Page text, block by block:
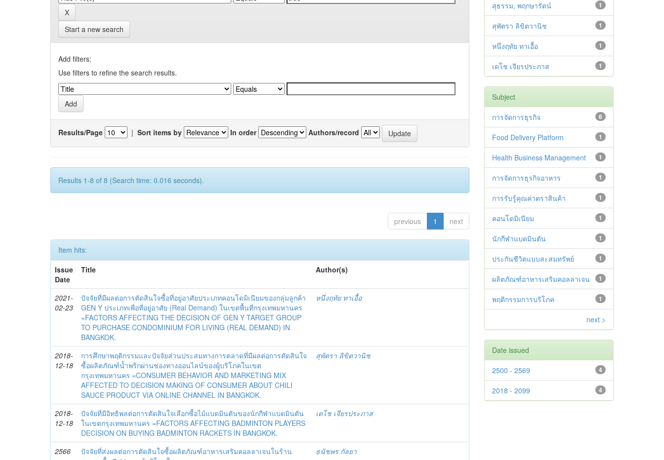
Start a new search
Add filters:
Use filters to refine the search results.
Results/Page | Sort items by In order Authors/record
Results 1-8 of 8 (Search time: 0.016 seconds).
previous 1 next
Item hits:
Issue
Date
Title Author(s)
2021-
02-23
ปัจจัยที่มีผลต่อการตัดสินใจซื้อที่อยู่อาศัยประเภทคอนโดมิเนียมของกลุ่มลูกค้า
GEN Y ประเภทเพื่อที่อยู่อาศัย (Real Demand) ในเขตพื้นที่กรุงเทพมหานคร
=FACTORS AFFECTING THE DECISION OF GEN Y TARGET GROUP
TO PURCHASE CONDOMINIUM FOR LIVING (REAL DEMAND) IN
BANGKOK.
หนึ่งฤทัย ทาเอื้อ
2018-
12-18
การศึกษาพฤติกรรมและปัจจัยส่วนประสมทางการตลาดที่มีผลต่อการตัดสินใจ
ซื้อผลิตภัณฑ์น้ำพริกผ่านช่องทางออนไลน์ของผู้บริโภคในเขต
กรุงเทพมหานคร =CONSUMER BEHAVIOR AND MARKETING MIX
AFFECTED TO DECISION MAKING OF CONSUMER ABOUT CHILI
SAUCE PRODUCT VIA ONLINE CHANNEL IN BANGKOK.
สุพัตรา ลิขิตวานิช
2018-
12-18
ปัจจัยที่มีอิทธิพลต่อการตัดสินใจเลือกซื้อไม้แบดมินตันของนักกีฬาแบดมินตัน
ในเขตกรุงเทพมหานคร =FACTORS AFFECTING BADMINTON PLAYERS
DECISION ON BUYING BADMINTON RACKETS IN BANGKOK.
เดโช เจียรประภาส
2566
ปัจจัยที่ส่งผลต่อการตัดสินใจซื้อผลิตภัณฑ์อาหารเสริมคอลลาเจนในร้าน
ธนัชพร กัลยา
1
สุธรรม, พฤกษารัตน์
1
สุพัตรา ลิขิตวานิช
1
หนึ่งฤทัย ทาเอื้อ
1
เดโช เจียรประภาส
Subject
6
การจัดการธุรกิจ
1
Food Delivery Platform
1
Health Business Management
1
การจัดการธุรกิจอาหาร
1
การรับรู้คุณค่าตราสินค้า
1
คอนโดมิเนียม
1
นักกีฬาแบดมินตัน
1
ประกันชีวิตแบบสะสมทรัพย์
1
ผลิตภัณฑ์อาหารเสริมคอลลาเจน
1
พฤติกรรมการบริโภค
next >
Date issued
4
2500 - 2569
4
2018 - 2099